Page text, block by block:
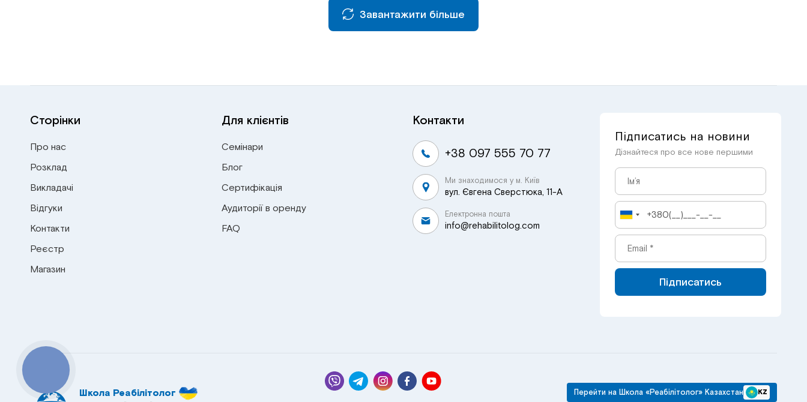
Завантажити більше
Сторінки
Про нас
Розклад
Викладачі
Відгуки
Контакти
Реєстр
Магазин
Для клієнтів
Семінари
Блог
Сертифікація
Аудиторії в оренду
FAQ
Контакти
+38 097 555 70 77
Ми знаходимося у м. Київ
вул. Євгена Сверстюка, 11-А
Електронна пошта
info@rehabilitolog.com
Підписатись на новини
Дізнайтеся про все нове першими
Підписатись
Школа Реабілітолог Перейти на Школа «Реабілітолог» Казахстан KZ